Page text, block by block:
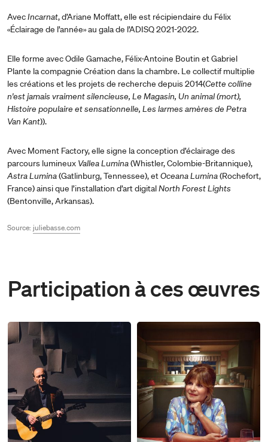
AvecIncarnat, d’Ariane Moffatt, elle est récipiendaire du Félix
«Éclairage de l’année» au gala de l’ADISQ 2021-2022.
Elle forme avec Odile Gamache, Félix-Antoine Boutin et Gabriel
Plante la compagnie Création dans la chambre. Le collectif multiplie
les créations et les projets de recherche depuis 2014(Cette colline
n'est jamais vraiment silencieuse, Le Magasin, Un animal (mort),
Histoire populaire et sensationnelle, Les larmes amères de Petra
Van Kant)).
Avec Moment Factory, elle signe la conception d’éclairage des
parcours lumineux Vallea Lumina(Whistler, Colombie-Britannique),
Astra Lumina(Gatlinburg, Tennessee), etOceana Lumina(Rochefort,
France) ainsi que l’installation d’art digitalNorth Forest Lights
(Bentonville, Arkansas).
Source: juliebasse.com
Participation à ces œuvres